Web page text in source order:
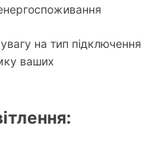
на тип підключення
ваших